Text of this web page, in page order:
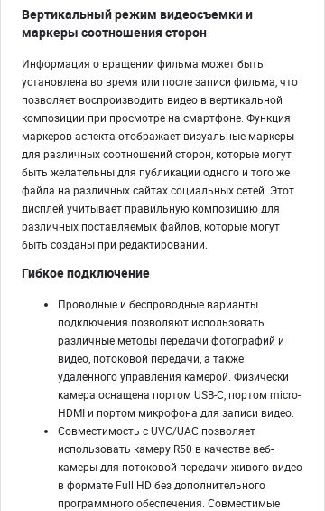
Вертикальный режим видеосъемки и
маркеры соотношения сторон
Информация о вращении фильма может быть
установлена ​​во время или после записи фильма, что
позволяет воспроизводить видео в вертикальной
композиции при просмотре на смартфоне. Функция
маркеров аспекта отображает визуальные маркеры
для различных соотношений сторон, которые могут
быть желательны для публикации одного и того же
файла на различных сайтах социальных сетей. Этот
дисплей учитывает правильную композицию для
различных поставляемых файлов, которые могут
быть созданы при редактировании.
Гибкое подключение
Проводные и беспроводные варианты
подключения позволяют использовать
различные методы передачи фотографий и
видео, потоковой передачи, а также
удаленного управления камерой. Физически
камера оснащена портом USB-C, портом micro-
HDMI и портом микрофона для записи видео.
Совместимость с UVC/UAC позволяет
использовать камеру R50 в качестве веб-
камеры для потоковой передачи живого видео
в формате Full HD без дополнительного
программного обеспечения. Совместимые